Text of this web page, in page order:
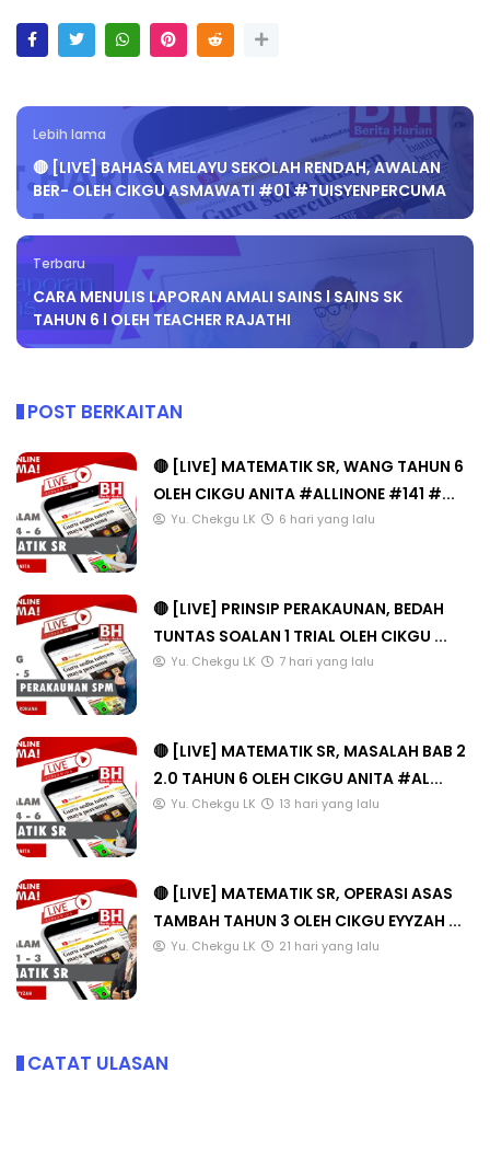
Lebih lama
🔴 [LIVE] BAHASA MELAYU SEKOLAH RENDAH, AWALAN
BER- OLEH CIKGU ASMAWATI #01 #TUISYENPERCUMA
Terbaru
CARA MENULIS LAPORAN AMALI SAINS l SAINS SK
TAHUN 6 l OLEH TEACHER RAJATHI
POST BERKAITAN
🔴 [LIVE] MATEMATIK SR, WANG TAHUN 6
OLEH CIKGU ANITA #ALLINONE #141 #...
Yu. Chekgu LK 6 hari yang lalu
🔴 [LIVE] PRINSIP PERAKAUNAN, BEDAH
TUNTAS SOALAN 1 TRIAL OLEH CIKGU ...
Yu. Chekgu LK 7 hari yang lalu
🔴 [LIVE] MATEMATIK SR, MASALAH BAB 2
2.0 TAHUN 6 OLEH CIKGU ANITA #AL...
Yu. Chekgu LK 13 hari yang lalu
🔴 [LIVE] MATEMATIK SR, OPERASI ASAS
TAMBAH TAHUN 3 OLEH CIKGU EYYZAH ...
Yu. Chekgu LK 21 hari yang lalu
CATAT ULASAN